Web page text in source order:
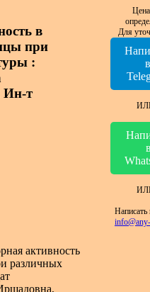
в
при
:
Ин-т
активность
различных
Для
в
в
Написать